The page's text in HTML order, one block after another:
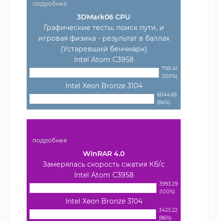
подробнее
3DMark06 CPU
Графические тесты, поиск пути, и
игровая физика - результат в баллах
(Устаревший бенчмарк)
Intel Atom C3958
7161.41
(100%)
Intel Xeon Bronze 3104
6044.66
(84%)
подробнее
WinRAR 4.0
Замерялась скорость сжатия Кб/с
Intel Atom C3958
3993.29
(100%)
Intel Xeon Bronze 3104
3425.22
(86%)